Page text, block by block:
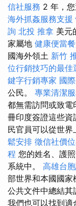
信社服務 2 年，
海外抓姦服務支援
詢 北投 推拿 美元
家屬地 健康便當
國海外領土 新竹
位行銷技巧的最佳
鍵字行銷專家 國
公民。 專業清潔
都無需訪問或致電
冊印度簽證這些資
民官員可以從世界
鬆安排 徵信社價
程 您的姓名、護
系統中。 高雄台
部世界和本國國家
公共文件中總結其
我們也可以找到適